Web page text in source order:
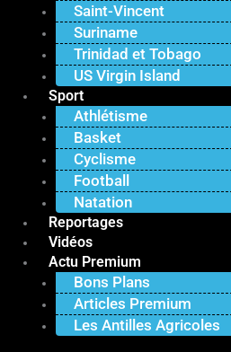
Saint-Vincent
Suriname
Trinidad et Tobago
US Virgin Island
Sport
Athlétisme
Basket
Cyclisme
Football
Natation
Reportages
Vidéos
Actu Premium
Bons Plans
Articles Premium
Les Antilles Agricoles